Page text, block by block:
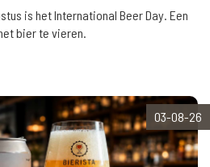
is het International Beer Day. Een
bier te vieren.
03-08-26